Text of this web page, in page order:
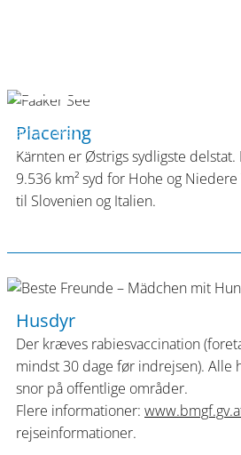
am Faaker
See
Placering
Kärnten er Østrigs sydligste
9.536 km² syd for Hohe og
til Slovenien og Italien.
Husdyr
Der kræves rabiesvaccination
mindst 30 dage før indrejsen). Alle
snor på offentlige områder.
Flere informationer:
rejseinformationer.